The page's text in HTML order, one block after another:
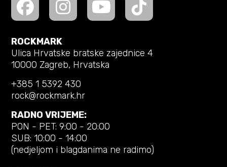
ROCKMARK
Ulica Hrvatske bratske zajednice 4
10000 Zagreb, Hrvatska
+385 1 5392 430
rock@rockmark.hr
RADNO VRIJEME:
PON - PET: 9:00 - 20:00
SUB: 10:00 - 14:00
(nedjeljom i blagdanima ne radimo)